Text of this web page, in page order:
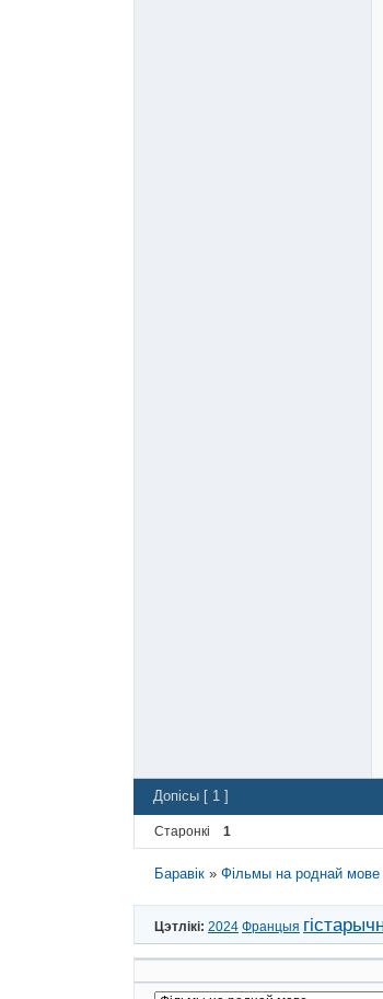
Допісы [ 1 ]
Старонкі 1
Баравік »Фільмы на роднай мове
Цэтлікі: 2024 Францыя